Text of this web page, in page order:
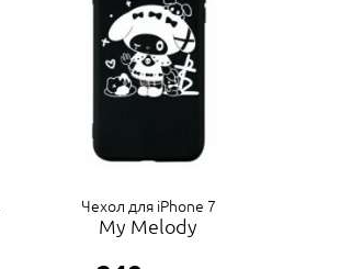
Чехол для iPhone 7
My Melody